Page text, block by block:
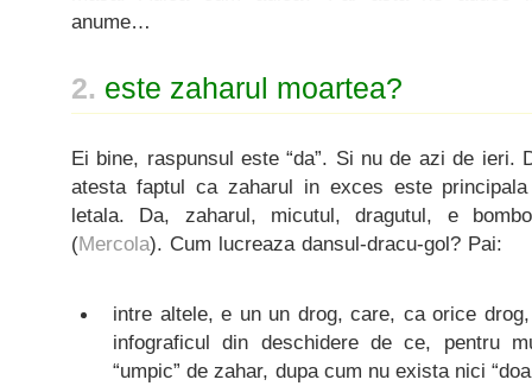
anume…
2. este zaharul moartea?
Ei bine, raspunsul este “da”. Si nu de azi de ieri.
atesta faptul ca zaharul in exces este
letala. Da, zaharul, micutul, dragutul, e
(Mercola). Cum lucreaza dansul-dracu-gol? Pai:
intre altele, e un un drog, care, ca orice
infograficul din deschidere de ce, pentru
“umpic” de zahar, dupa cum nu exista nici